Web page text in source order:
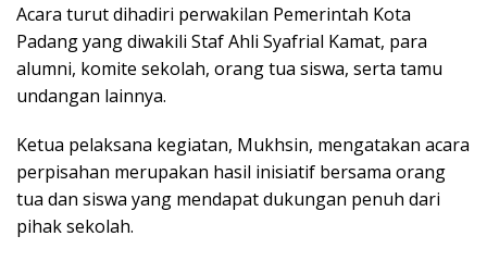
Acara turut dihadiri perwakilan Pemerintah Kota
Padang yang diwakili Staf Ahli Syafrial Kamat, para
alumni, komite sekolah, orang tua siswa, serta tamu
undangan lainnya.
Ketua pelaksana kegiatan, Mukhsin, mengatakan acara
perpisahan merupakan hasil inisiatif bersama orang
tua dan siswa yang mendapat dukungan penuh dari
pihak sekolah.